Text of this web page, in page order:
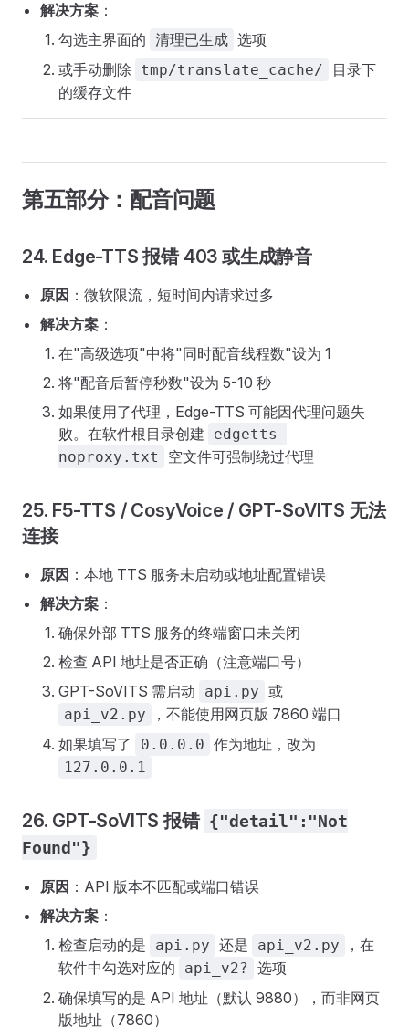
解决方案 ：
勾选主界面的 清理已生成 选项
或手动删除
tmp/translate_cache/
目录下
的缓存文件
第五部分：配音问题
24. Edge-TTS 报错 403 或生成静音
原因 ：微软限流，短时间内请求过多
解决方案 ：
在"高级选项"中将"同时配音线程数"设为 1
将"配音后暂停秒数"设为 5-10 秒
如果使用了代理，Edge-TTS 可能因代理问题失
败。在软件根目录创建
edgetts-
noproxy.txt
空文件可强制绕过代理
25. F5-TTS / CosyVoice / GPT-SoVITS 无法
连接
原因 ：本地 TTS 服务未启动或地址配置错误
解决方案 ：
确保外部 TTS 服务的终端窗口未关闭
检查 API 地址是否正确（注意端口号）
GPT-SoVITS 需启动
api.py 或
api_v2.py
，不能使用网页版 7860 端口
如果填写了
0.0.0.0 作为地址，改为
127.0.0.1
26. GPT-SoVITS 报错 {"detail":"Not
Found"}
原因 ：API 版本不匹配或端口错误
解决方案 ：
检查启动的是
api.py 还是 api_v2.py
，在
软件中勾选对应的
api_v2?
选项
确保填写的是 API 地址（默认 9880），而非网页
版地址（7860）